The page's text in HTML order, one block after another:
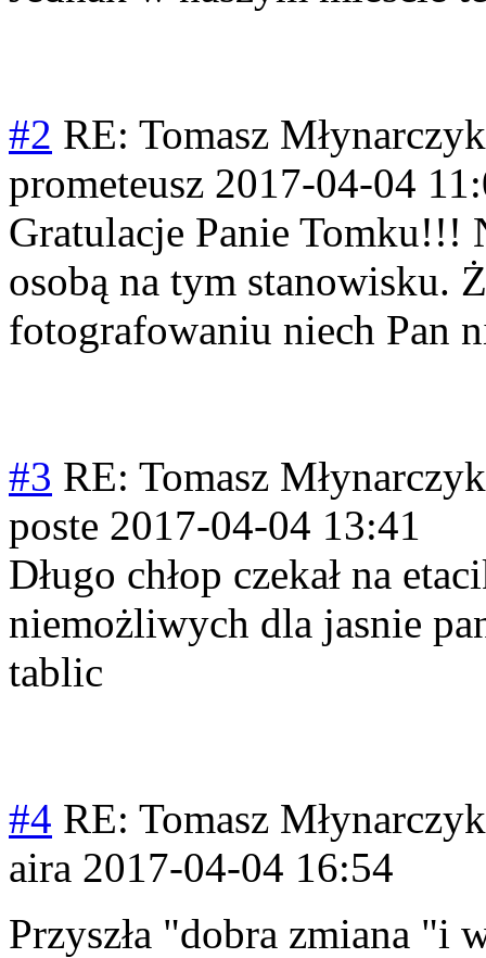
#2 RE: Tomasz
prometeusz 2017-04-04
Gratulacje Panie Tomku!!!
osobą na tym stanowisku.
fotografowaniu niech Pan
#3 RE: Tomasz
poste 2017-04-04 13:41
Długo chłop czekał na
niemożliwych dla jasnie
tablic
#4 RE: Tomasz
aira 2017-04-04 16:54
Przyszła "dobra zmiana "i